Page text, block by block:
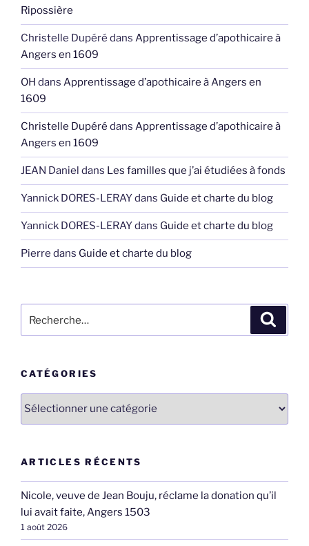
Ripossière
Christelle Dupéré dans Apprentissage d’apothicaire à
Angers en 1609
OH dans Apprentissage d’apothicaire à Angers en
1609
Christelle Dupéré dans Apprentissage d’apothicaire à
Angers en 1609
JEAN Daniel dans Les familles que j’ai étudiées à fonds
Yannick DORES-LERAYdans Guide et charte du blog
Yannick DORES-LERAYdans Guide et charte du blog
Pierre dans Guide et charte du blog
pour
CATÉGORIES
Catégories
ARTICLES RÉCENTS
Nicole, veuve de Jean Bouju, réclame la donation qu’il
lui avait faite, Angers 1503
1 août 2026